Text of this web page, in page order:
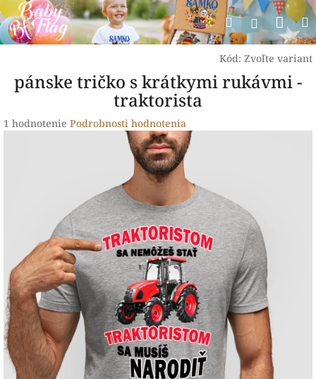
Prejsť
na
obsah
Hľadať
Kód: Zvoľte variant
pánske tričko s krátkymi rukávmi -
traktorista
Priemerné
hviezdičiek.
1 hodnotenie Podrobnosti hodnotenia